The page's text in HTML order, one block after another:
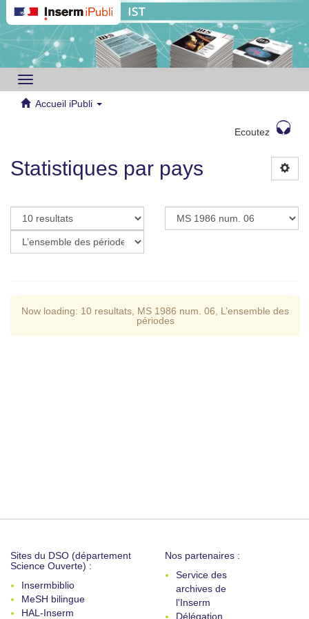
Toggle
navigation
Accueil iPubli
Ecoutez
Statistiques par pays
Now loading: 10 resultats MS 1986 num. 06
L’ensemble des
périodes
Sites du DSO (département
Science Ouverte) :
Insermbiblio
MeSH bilingue
HAL-Inserm
Nos partenaires :
Service des
archives de
l'Inserm
Délégation